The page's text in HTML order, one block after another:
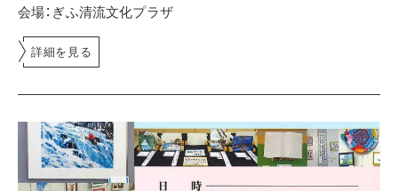
会場：ぎふ清流文化プラザ
詳細を見る